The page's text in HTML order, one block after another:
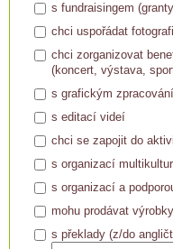
s fundraisingem
chci uspořádat
chci zorganizovat
(koncert, výstava,
s grafickým
s editací videí
chci se zapojit do
s organizací
s organizací a
mohu prodávat
s překlady (z/do